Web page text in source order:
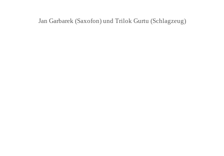
Jan Garbarek (Saxofon) und Trilok Gurtu (Schlagzeug)